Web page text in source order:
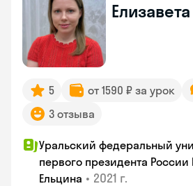
Елизавета
5 от 1590 ₽ за урок
3 отзыва
Уральский федеральный
первого президента России
Ельцина • 2021 г.